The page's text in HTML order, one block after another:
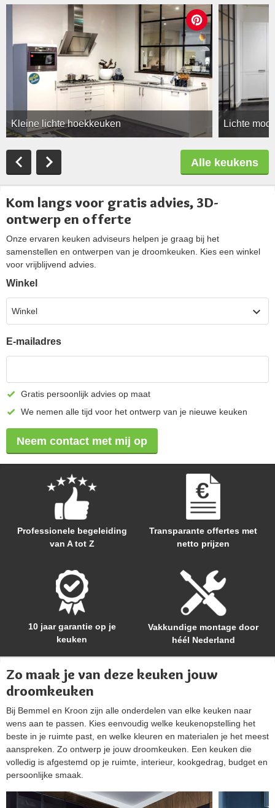
Kleine lichte hoekkeuken Lichte
Alle keukens
Kom langs voor gratis advies, 3D-
ontwerp en offerte
Onze ervaren keuken adviseurs helpen je graag bij het
samenstellen en ontwerpen van je droomkeuken. Kies een winkel
voor vrijblijvend advies.
Winkel
Winkel
E-mailadres
Gratis persoonlijk advies op maat
We nemen alle tijd voor het ontwerp van je nieuwe keuken
Neem contact met mij op
Professionele begeleiding
van A tot Z
Transparante offertes met
netto prijzen
10 jaar garantie op je
keuken
Vakkundige montage door
héél Nederland
Zo maak je van deze keuken jouw
droomkeuken
Bij Bemmel en Kroon zijn alle onderdelen van elke keuken naar
wens aan te passen. Kies eenvoudig welke keukenopstelling het
beste in je ruimte past, en welke kleuren en materialen je het meest
aanspreken. Zo ontwerp je jouw droomkeuken. Een keuken die
volledig is afgestemd op je ruimte, interieur, kookgedrag, budget en
persoonlijke smaak.